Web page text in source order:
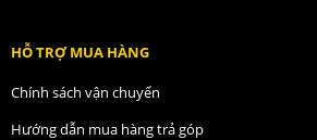
HỖ TRỢ MUA HÀNG
Chính sách vận chuyển
Hướng dẫn mua hàng trả góp